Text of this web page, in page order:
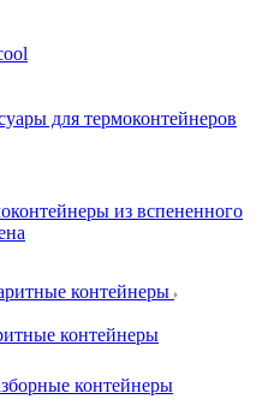
для термоконтейнеров
из вспененного
контейнеры
контейнеры
контейнеры